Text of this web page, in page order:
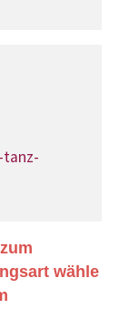
tanz-
wähle